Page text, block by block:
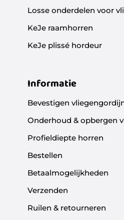
Losse onderdelen voor
KeJe raamhorren
KeJe plissé hordeur
Informatie
Bevestigen
Onderhoud & opbergen
Profieldiepte horren
Bestellen
Betaalmogelijkheden
Verzenden
Ruilen & retourneren